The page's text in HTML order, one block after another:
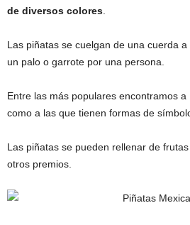
de diversos colores
Las piñatas se cuelgan de una cuerda
un palo o garrote por una persona.
Entre las más populares encontramos a
como a las que tienen formas de
Las piñatas se pueden rellenar de
otros premios.